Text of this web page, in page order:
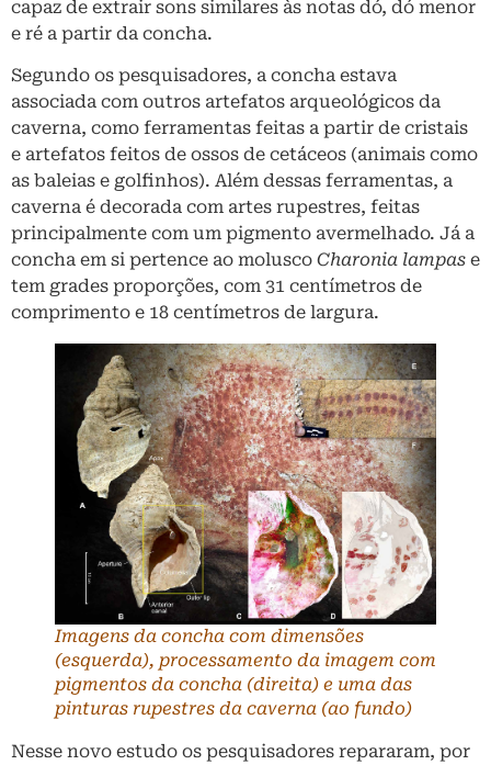
capaz de extrair sons similares às notas dó, dó menor
e ré a partir da concha.
Segundo os pesquisadores, a concha estava
associada com outros artefatos arqueológicos da
caverna, como ferramentas feitas a partir de cristais
e artefatos feitos de ossos de cetáceos (animais como
as baleias e golfinhos). Além dessas ferramentas, a
caverna é decorada com artes rupestres, feitas
principalmente com um pigmento avermelhado. Já a
concha em si pertence ao molusco Charonia lampas e
tem grades proporções, com 31 centímetros de
comprimento e 18 centímetros de largura.
Imagens da concha com dimensões
(esquerda), processamento da imagem com
pigmentos da concha (direita) e uma das
pinturas rupestres da caverna (ao fundo)
Nesse novo estudo os pesquisadores repararam, por